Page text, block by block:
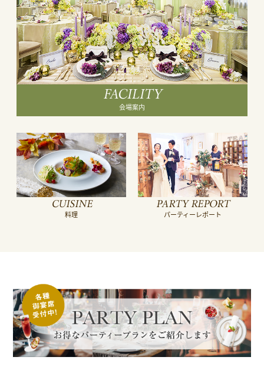
FACILITY
会場案内
CUISINE
料理
PARTY REPORT
パーティーレポート